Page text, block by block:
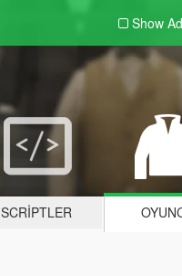
Show
SCRIPTLER